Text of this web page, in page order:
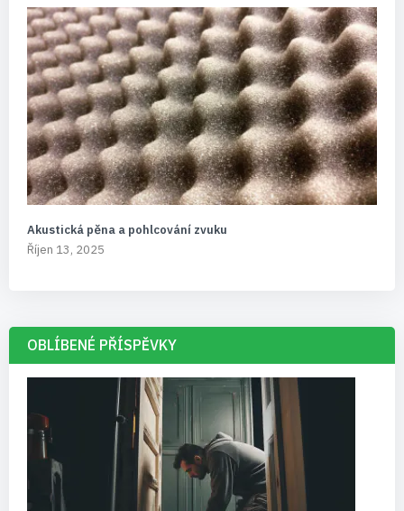
Akustická pěna a pohlcování zvuku
Říjen 13, 2025
OBLÍBENÉ PŘÍSPĚVKY